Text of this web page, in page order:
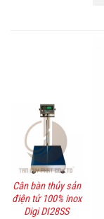
Cân bàn thủy sản
điện tử 100% inox
Digi DI28SS